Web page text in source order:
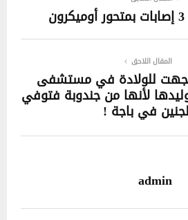
المقال اللاحق
للولادة في مستشفى
لأنها من جندوبة فتوفي
في باجة !
admin